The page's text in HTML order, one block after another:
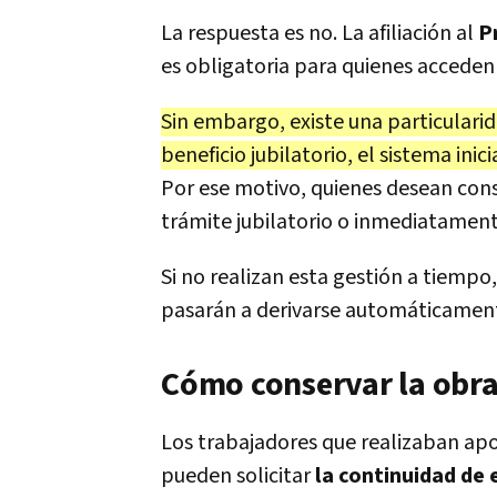
La respuesta es no. La afiliación al
es obligatoria para quienes
Sin embargo, existe una
beneficio jubilatorio, el sistema
Por ese motivo, quienes desean
trámite jubilatorio o
Si no realizan esta gestión a
pasarán a derivarse
Cómo conservar la
Los trabajadores que realizaban
pueden solicitarla continuidad de